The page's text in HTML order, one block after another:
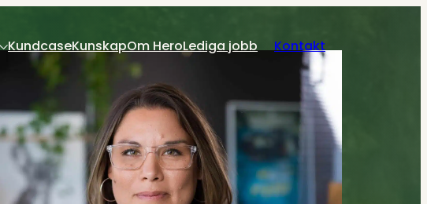
KundcaseKunskapOm HeroLediga jobb Kontakt